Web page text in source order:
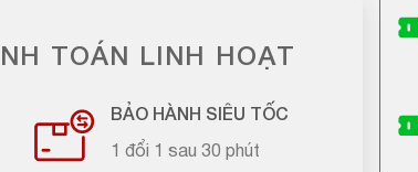
TOÁN LINH HOẠT
BẢO HÀNH SIÊU TỐC
1 đổi 1 sau 30 phút